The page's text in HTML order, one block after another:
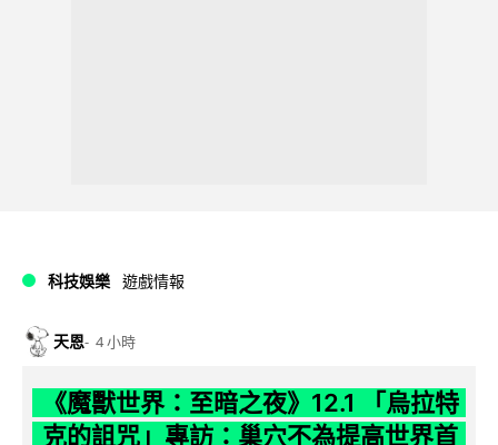
科技娛樂 遊戲情報
天恩 4 小時
《魔獸世界：至暗之夜》12.1 「烏拉特
克的詛咒」專訪：巢穴不為提高世界首